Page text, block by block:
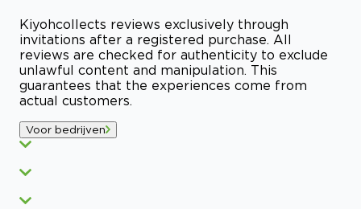
Kiyohcollects reviews exclusively through
invitations after a registered purchase. All
reviews are checked for authenticity to exclude
unlawful content and manipulation. This
guarantees that the experiences come from
actual customers.
Voor bedrijven